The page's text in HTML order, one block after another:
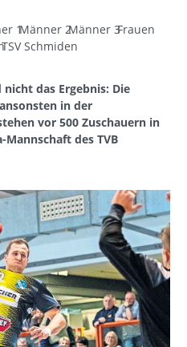
1Männer 2Männer 3Frauen
TSV Schmiden
das Ergebnis: Die
in der
vor 500 Zuschauern in
des TVB